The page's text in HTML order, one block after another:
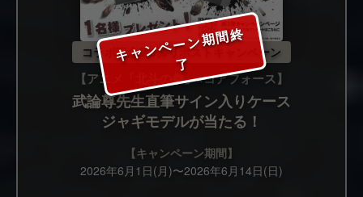
キ
ャ
ン
ペ
ー
ン
期
間
終
了
コラボ記念第3弾リポストキャンペーン
【アニメ「北斗の拳」×コアフォース】
武論尊先生直筆サイン入りケース
ジャギモデルが当たる！
【キャンペーン期間】
2026年6月1日(月)〜2026年6月14日(日)